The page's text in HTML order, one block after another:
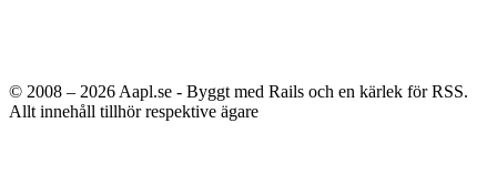
© 2008 – 2026 Aapl.se - Byggt med Rails och en kärlek för RSS.
Allt innehåll tillhör respektive ägare